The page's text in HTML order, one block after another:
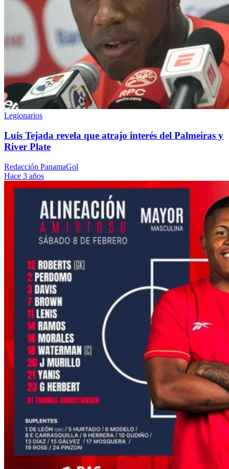
Legionarios
Luis Tejada revela que atrajo interés del Palmeiras y
River Plate
Redacción PanamaGol
Hace 3 años